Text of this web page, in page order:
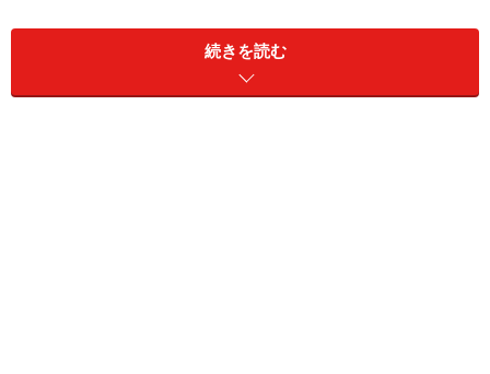
身体を動かして本能的に空腹を覚えた場合は、環境要因
など関係なく「生きるため」に食べるしかありません。
続きを読む